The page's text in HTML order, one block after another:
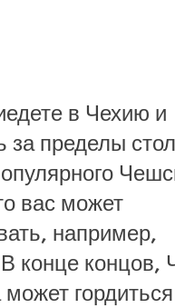
в Чехию и
за пределы
вас может
например,
конце концов,
гордиться